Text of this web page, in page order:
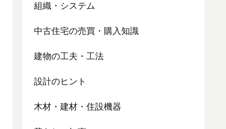
組織・システム
中古住宅の売買・購入知識
建物の工夫・工法
設計のヒント
木材・建材・住設機器